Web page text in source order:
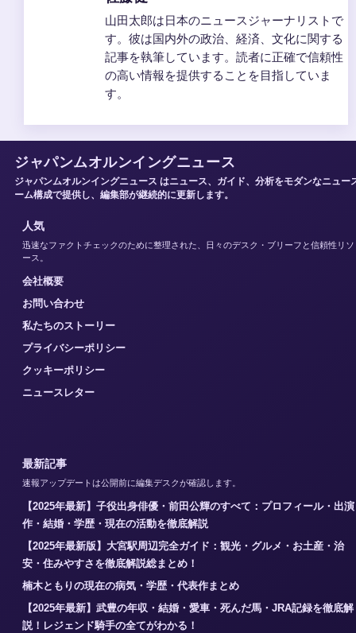
山田太郎は日本のニュースジャーナリストで
す。彼は国内外の政治、経済、文化に関する
記事を執筆しています。読者に正確で信頼性
の高い情報を提供することを目指していま
す。
ジャパンムオルンイングニュース
ジャパンムオルンイングニュース はニュース、ガイド、分析をモダンなニュー
ーム構成で提供し、編集部が継続的に更新します。
人気
迅速なファクトチェックのために整理された、日々のデスク・ブリーフと信頼性リソ
ース。
会社概要
お問い合わせ
私たちのストーリー
プライバシーポリシー
クッキーポリシー
ニュースレター
最新記事
速報アップデートは公開前に編集デスクが確認します。
【2025年最新】子役出身俳優・前田公輝のすべて：プロフィール・出演
作・結婚・学歴・現在の活動を徹底解説
【2025年最新版】大宮駅周辺完全ガイド：観光・グルメ・お土産・治
安・住みやすさを徹底解説総まとめ！
楠木ともりの現在の病気・学歴・代表作まとめ
【2025年最新】武豊の年収・結婚・愛車・死んだ馬・JRA記録を徹底解
説！レジェンド騎手の全てがわかる！